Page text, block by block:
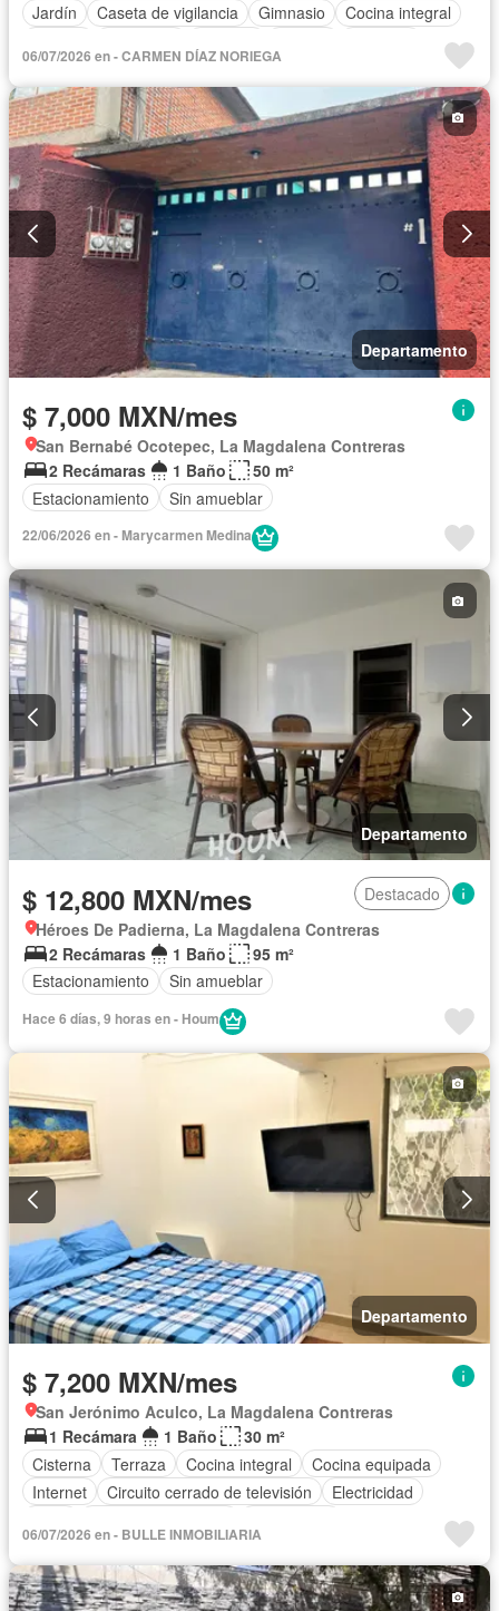
Jardín
Caseta de vigilancia Gimnasio
Cocina integral
Zona infantil
Cocina equipada Sala polivalente
Internet
Electricidad
Agua Gas natural Despacho
Sauna
Conserje
Permite mascotas
Permite niños
Solo familias
Sin amueblar
06/07/2026 en - CARMEN DÍAZ NORIEGA
Departamento
$ 7,000 MXN/mes
San Bernabé Ocotepec, La Magdalena Contreras
2 Recámaras
1 Baño
50 m²
Estacionamiento
Sin amueblar
22/06/2026 en - Marycarmen Medina
Departamento
$ 12,800 MXN/mes
Destacado
Héroes De Padierna, La Magdalena Contreras
2 Recámaras
1 Baño
95 m²
Estacionamiento
Sin amueblar
Hace 6 días, 9 horas en - Houm
Departamento
$ 7,200 MXN/mes
San Jerónimo Aculco, La Magdalena Contreras
1 Recámara
1 Baño
30 m²
Cisterna
Terraza Cocina integral
Cocina equipada
Internet
Circuito cerrado de televisión
Electricidad
Completamente amueblado
06/07/2026 en - BULLE INMOBILIARIA